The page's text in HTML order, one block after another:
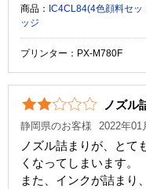
商品： IC4CL84(4色顔料セッ
ッジ
プリンター：PX-M780F
ノズル
静岡県のお客様 2022年01
ノズル詰まりが、とて
くなってしまいます。
また、インクが詰まり